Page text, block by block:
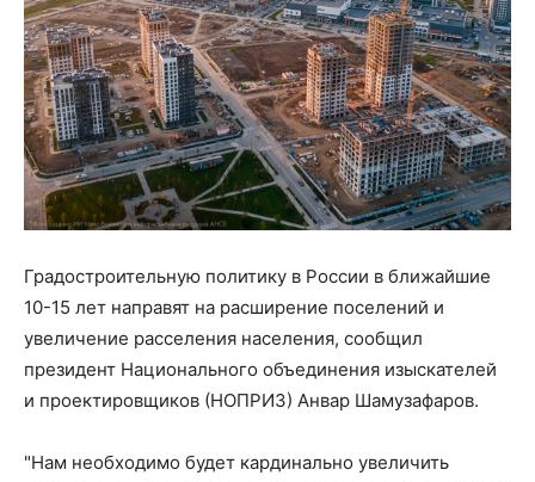
Градостроительную политику в России в ближайшие
10-15 лет направят на расширение поселений и
увеличение расселения населения, сообщил
президент Национального объединения изыскателей
и проектировщиков (НОПРИЗ) Анвар Шамузафаров.
"Нам необходимо будет кардинально увеличить